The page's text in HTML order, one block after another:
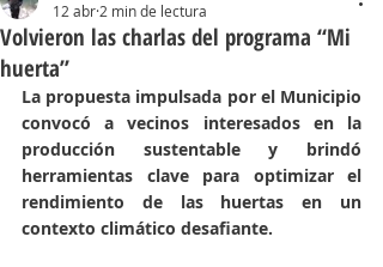
Volvieron las charlas del programa “Mi
huerta”
12 abr 2 min de lectura
La propuesta impulsada por el Municipio
convocó a vecinos interesados en la
producción sustentable y brindó
herramientas clave para optimizar el
rendimiento de las huertas en un
contexto climático desafiante.